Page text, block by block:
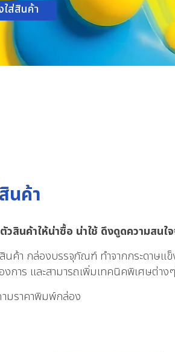
ส่สินค้า
นค้า
สินค้าให้น่าซื้อ น่าใช้ ดึงดูดความสนใ
นค้า กล่องบรรจุภัณฑ์ ทำจากกระดาษแ
าร และสามารถเพิ่มเทคนิคพิเศษต่างๆ
มราคาพิมพ์กล่อง